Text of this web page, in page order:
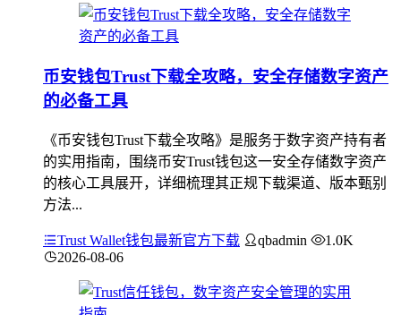
币安钱包Trust下载全攻略，安全存储数字资产
的必备工具
《币安钱包Trust下载全攻略》是服务于数字资产持有者
的实用指南，围绕币安Trust钱包这一安全存储数字资产
的核心工具展开，详细梳理其正规下载渠道、版本甄别
方法...
Trust Wallet钱包最新官方下载 qbadmin
1.0K
2026-08-06